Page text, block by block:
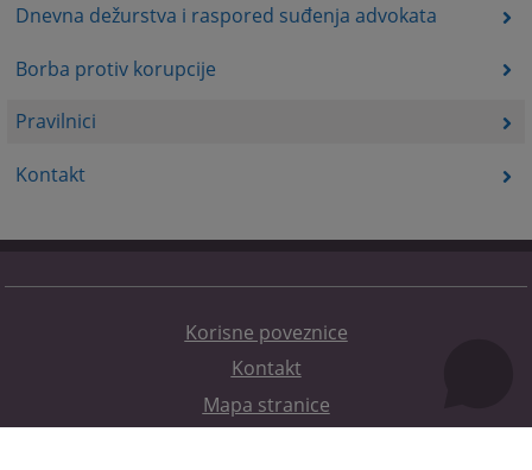
Dnevna dežurstva i raspored suđenja advokata
Borba protiv korupcije
Pravilnici
Kontakt
Korisne poveznice
Kontakt
Mapa stranice